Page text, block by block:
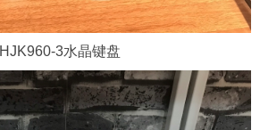
HJK960-3水晶键盘